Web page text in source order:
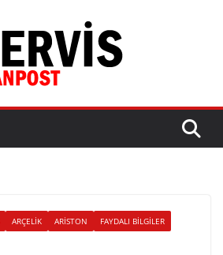
ARÇELIK ARISTON
FAYDALI BILGILER